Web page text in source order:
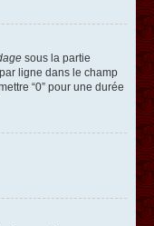
sous la partie
ligne dans le champ
“0” pour une durée